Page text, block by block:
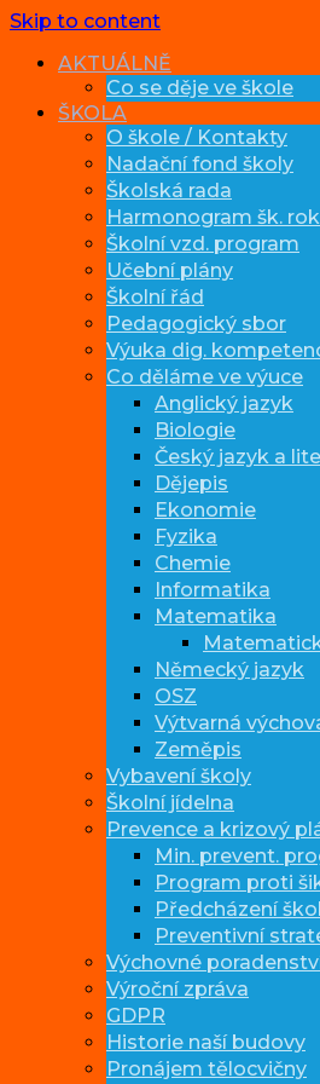
Skip to content
AKTUÁLNĚ
Co se děje ve škole
ŠKOLA
O škole / Kontakty
Nadační fond školy
Školská rada
Harmonogram šk.
Školní vzd. program
Učební plány
Školní řád
Pedagogický sbor
Výuka dig.
Co děláme ve výuce
Anglický jazyk
Biologie
Český jazyk a
Dějepis
Ekonomie
Fyzika
Chemie
Informatika
Matematika
Německý jazyk
OSZ
Výtvarná
Zeměpis
Vybavení školy
Školní jídelna
Prevence a krizový
Min. prevent.
Program proti
Předcházení
Preventivní
Výchovné
Výroční zpráva
GDPR
Historie naší budovy
Pronájem tělocvičny